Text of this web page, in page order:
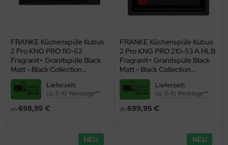
FRANKE Küchenspüle Kubus
2 Pro KNG PRO 110-62
Fragranit+ Granitspüle Black
Matt - Black Collection
Unterbauspüle (Montage
unter die Arbeitsplatte) mit
Siebkorb als Drehknopfventil
inklusive Zubehör
Lieferzeit:
ca. 5-10 Werktage**
ab 698,95 €
FRANKE Küchenspüle Kubus
2 Pro KNG PRO 210-53 A HLB
Fragranit+ Granitspüle Black
Matt - Black Collection
Flächenbündig mit Siebkorb
als Drehknopfventil inklusive
Zubehör
Lieferzeit:
ca. 5-10 Werktage**
ab 699,95 €
NEU NEU